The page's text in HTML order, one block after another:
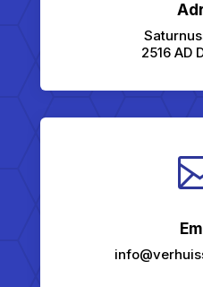
2516 AD